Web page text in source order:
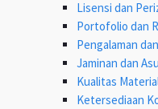
Lisensi dan
Portofolio dan
Pengalaman
Jaminan dan
Kualitas
Ketersediaan